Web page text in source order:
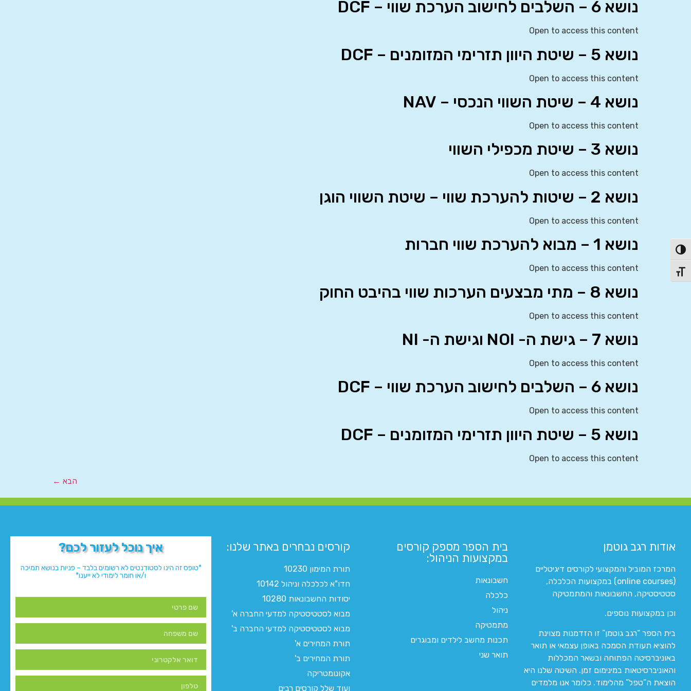
הפעל/כבה ניגודיות גבוהה
מתג גודל גופן
נושא 6 – השלבים לחישוב הערכת שווי – DCF
Open to access this content
נושא 5 – שיטת היוון תזרימי המזומנים – DCF
Open to access this content
נושא 4 – שיטת השווי הנכסי – NAV
Open to access this content
נושא 3 – שיטת מכפילי השווי
Open to access this content
נושא 2 – שיטות להערכת שווי – שיטת השווי הוגן
Open to access this content
נושא 1 – מבוא להערכת שווי חברות
Open to access this content
נושא 8 – מתי מבצעים הערכות שווי בהיבט החוק
Open to access this content
נושא 7 – גישת ה- NOI וגישת ה- NI
Open to access this content
נושא 6 – השלבים לחישוב הערכת שווי – DCF
Open to access this content
נושא 5 – שיטת היוון תזרימי המזומנים – DCF
Open to access this content
הבא ←
אודות רגב גוטמן
המרכז המוביל והמקצועי לקורסים דיגיטליים
(online courses) במקצועות הכלכלה,
סטטיסטיקה, החשבונאות והמתמטיקה
וכן במקצועות נוספים.
בית הספר “רגב גוטמן” זו הזדמנות מצוינת
להוציא תעודת הסמכה באופן עצמאי או תואר
באוניברסיטה הפתוחה ובשאר המכללות
והאוניברסיטאות במינימום זמן. השיטה שלנו היא
הוצאת ה”טפל” מהלימוד. כלומר אנו מלמדים
בית הספר מספק קורסים
במקצועות הניהול:
חשבונאות
כלכלה
ניהול
מתמטיקה
תכנות מחשב לילדים ומבוגרים
תואר שני
קורסים נבחרים באתר שלנו:​
תורת המימון 10230
חדו"א לכלכלה וניהול 10142
יסודות החשבונאות 10280
מבוא לסטטיסטיקה למדעי החברה א'
מבוא לסטטיסטיקה למדעי החברה ב'
תורת המחירים א'
תורת המחירים ב'
אקונומטריקה
ועוד שלל קורסים רבים
איך נוכל לעזור לכם?
*טופס זה הינו לסטודנטים לא רשומים בלבד – פניות בנושא תמיכה
ו/או חומר לימודי לא ייענו*